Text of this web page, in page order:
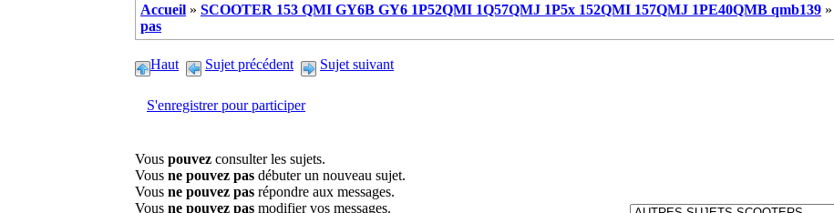
Accueil » SCOOTER 153 QMI GY6B GY6 1P52QMI 1Q57QMJ 1P5x 152QMI 157QMJ 1PE40QMB qmb139 »
pas
Haut Sujet précédent Sujet suivant
S'enregistrer pour participer
Vous pouvez consulter les sujets.
Vous ne pouvez pas débuter un nouveau sujet.
Vous ne pouvez pas répondre aux messages.
Vous ne pouvez pas modifier vos messages.